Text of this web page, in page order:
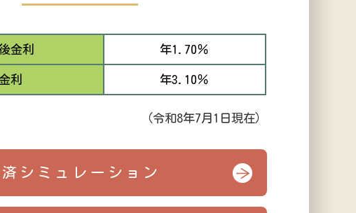
金利 年1.70％
利 年3.10％
（令和8年7月1日現在）
シミュレーション